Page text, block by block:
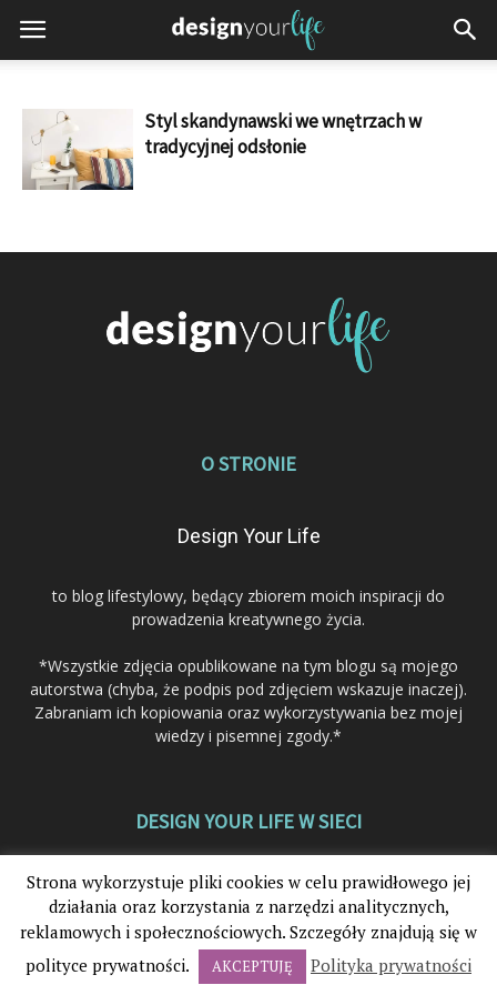
Styl skandynawski we wnętrzach w
tradycyjnej odsłonie
O STRONIE
Design Your Life
to blog lifestylowy, będący zbiorem moich inspiracji do
prowadzenia kreatywnego życia.
*Wszystkie zdjęcia opublikowane na tym blogu są mojego
autorstwa (chyba, że podpis pod zdjęciem wskazuje inaczej).
Zabraniam ich kopiowania oraz wykorzystywania bez mojej
wiedzy i pisemnej zgody.*
DESIGN YOUR LIFE W SIECI
© 2012-2025. Design Your Life®. Wszystkie prawa zastrzeżone.
Strona wykorzystuje pliki cookies w celu prawidłowego jej
działania oraz korzystania z narzędzi analitycznych,
reklamowych i społecznościowych. Szczegóły znajdują się w
polityce prywatności.
AKCEPTUJĘ Polityka prywatności